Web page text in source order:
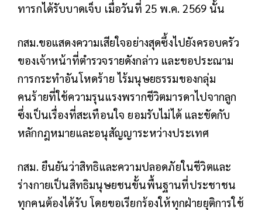
ทารกได้รับบาดเจ็บ เมื่อวันที่ 25 พ.ค. 2569 นั้น
กสม.ขอแสดงความเสียใจอย่างสุดซึ้งไปยังครอบครัว
ของเจ้าหน้าที่ตำรวจรายดังกล่าว และขอประณาม
การกระทำอันโหดร้าย ไร้มนุษยธรรมของกลุ่ม
คนร้ายที่ใช้ความรุนแรงพรากชีวิตมารดาไปจากลูก
ซึ่งเป็นเรื่องที่สะเทือนใจ ยอมรับไม่ได้ และขัดกับ
หลักกฎหมายและอนุสัญญาระหว่างประเทศ
กสม. ยืนยันว่าสิทธิและความปลอดภัยในชีวิตและ
ร่างกายเป็นสิทธิมนุษยชนขั้นพื้นฐานที่ประชาชน
ทุกคนต้องได้รับ โดยขอเรียกร้องให้ทุกฝ่ายยุติการใช้